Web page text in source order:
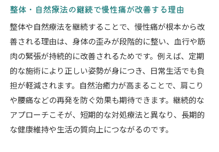
整体・自然療法の継続で慢性痛が改善する理由
整体や自然療法を継続することで、慢性痛が根本から改
善される理由は、身体の歪みが段階的に整い、血行や筋
肉の緊張が持続的に改善されるためです。例えば、定期
的な施術により正しい姿勢が身につき、日常生活でも負
担が軽減されます。自然治癒力が高まることで、肩こり
や腰痛などの再発を防ぐ効果も期待できます。継続的な
アプローチこそが、短期的な対処療法と異なり、長期的
な健康維持や生活の質向上につながるのです。